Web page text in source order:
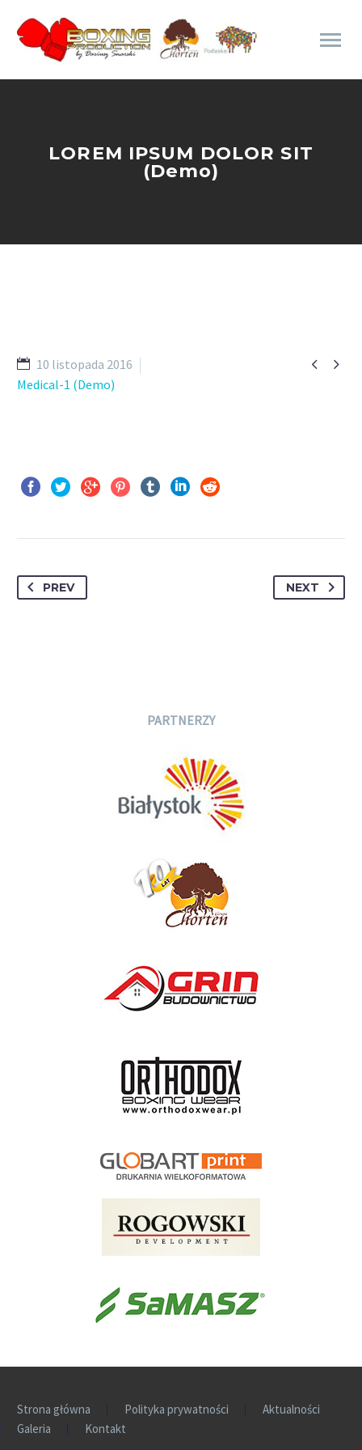
LOREM IPSUM DOLOR SIT
(Demo)
 
10 listopada 2016
Medical-1 (Demo)
PREV NEXT
PARTNERZY
Strona główna Polityka prywatności
Aktualności
Galeria
Kontakt